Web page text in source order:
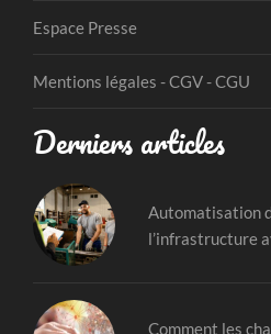
Espace Presse
Mentions légales - CGV - CGU
Derniers articles
Automatisation
l’infrastructure
Comment les